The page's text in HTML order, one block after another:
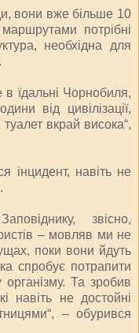
вони вже більше 10
потрібні
необхідна для
в їдальні Чорнобиля,
від цивілізації,
туалет вкрай висока“,
інцидент, навіть не
звісно,
– мовляв ми не
поки вони йдуть
спробує потрапити
Та зробив
навіть не достойні
– обурився